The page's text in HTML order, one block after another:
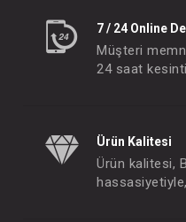
7 / 24 Online
Müşteri
24 saat
Ürün Kalitesi
Ürün kalitesi,